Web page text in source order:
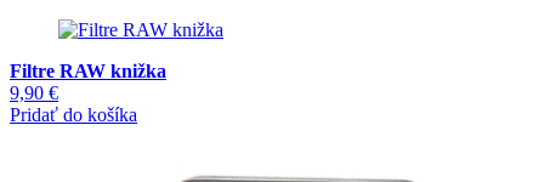
Filtre RAW knižka
9,90 €
Pridať do košíka